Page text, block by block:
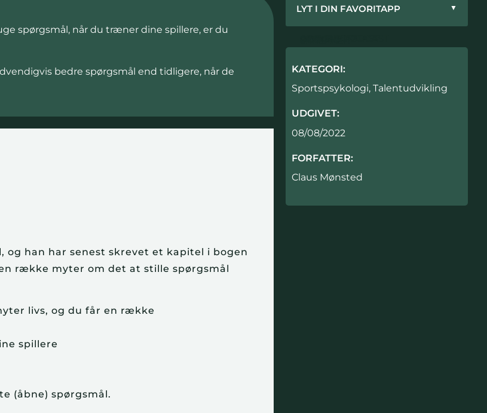
spørgsmål, når du træner dine spillere, er du
bedre spørgsmål end tidligere, når de
han har senest skrevet et kapitel i bogen
række myter om det at stille spørgsmål
livs, og du får en række
spillere
(åbne) spørgsmål.
LYT I DIN FAVORITAPP ▼
KATEGORI:
Sportspsykologi, Talentudvikling
UDGIVET:
08/08/2022
FORFATTER:
Claus Mønsted